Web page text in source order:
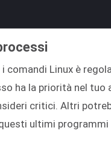
comandi Linux è
ha la priorità nel tuo
critici. Altri
ultimi